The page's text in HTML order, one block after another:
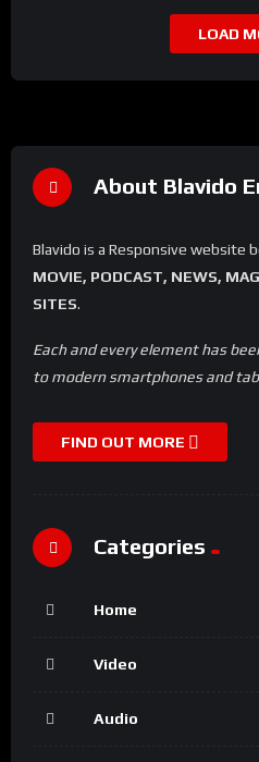
LOAD
About Blavido
Blavido is a Responsive website
MOVIE, PODCAST, NEWS,
SITES.
Each and every element has
to modern smartphones and
FIND OUT MORE
Categories
Home
Video
Audio